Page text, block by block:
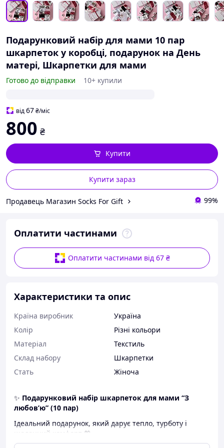
Подарунковий набір для мами 10 пар
шкарпеток у коробці, подарунок на День
матері, Шкарпетки для мами
Готово до відправки 10+ купили
від67₴/міс
800 ₴
Купити зараз
Купити
Продавець Магазин Socks For Gift 99%
Оплатити частинами
Оплатити частинами від 67 ₴
Характеристики та опис
Країна виробник
Україна
Колір
Різні кольори
Матеріал
Текстиль
Склад набору
Шкарпетки
Стать
Жіноча
✨ Подарунковий набір шкарпеток для мами “З
любов’ю” (10 пар)
Ідеальний подарунок, який дарує тепло, турботу і
щоденний комфорт 💖
Це не просто шкарпетки - це маленькі приємності